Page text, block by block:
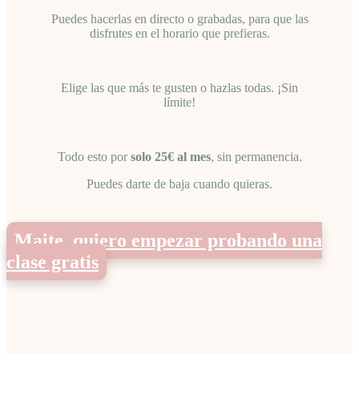
Puedes hacerlas en directo o grabadas, para que las
disfrutes en el horario que prefieras.
Elige las que más te gusten o hazlas todas. ¡Sin
límite!
Todo esto porsolo 25€ al mes, sin permanencia.
Puedes darte de baja cuando quieras.
Maite, quiero empezar probando una
clase gratis